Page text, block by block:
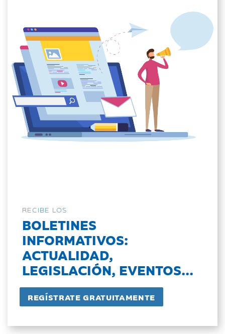
RECIBE LOS
BOLETINES
INFORMATIVOS:
ACTUALIDAD,
LEGISLACIÓN, EVENTOS...